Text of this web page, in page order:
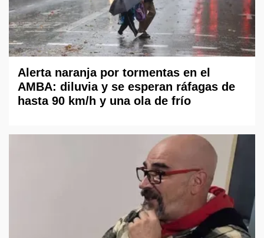
Alerta naranja por tormentas en el
AMBA: diluvia y se esperan ráfagas de
hasta 90 km/h y una ola de frío